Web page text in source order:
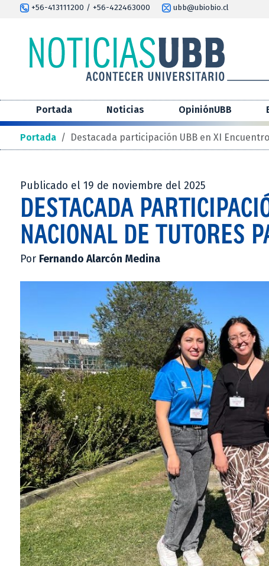
+56-413111200 / +56-422463000 ubb@ubiobio.cl
Portada Noticias OpiniónUBB
Portada / Destacada participación UBB en XI
Publicado el 19 de noviembre del 2025
DESTACADA
NACIONAL DE TUTORES
Por Fernando Alarcón Medina